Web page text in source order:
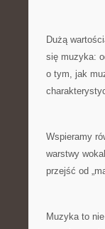
Dużą
się muzyka:
o tym, jak
Wspieramy
warstwy
przejść od
Muzyka to